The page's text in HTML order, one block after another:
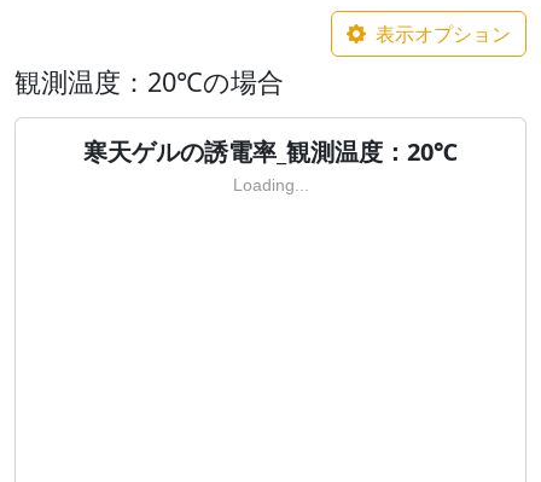
表示オプション
観測温度：20℃の場合
寒天ゲルの誘電率_観測温度：20℃
Loading...